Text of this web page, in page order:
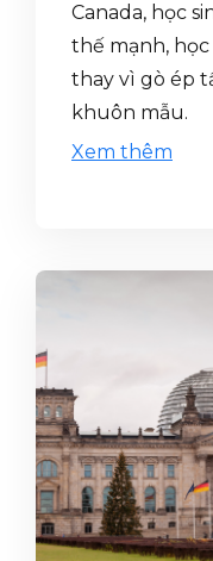
Canada, học
thế mạnh,
thay vì gò ép
khuôn mẫu.
Xem thêm